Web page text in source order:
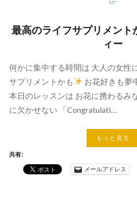
最高のライフサプリメント
ィー
何かに集中する時間は 大人の女性
サプリメントかも
お花好きも夢
本日のレッスンは お花に携わるみ
に欠かせない 「Congratulati…
もっと見る
共有:
メールアドレス